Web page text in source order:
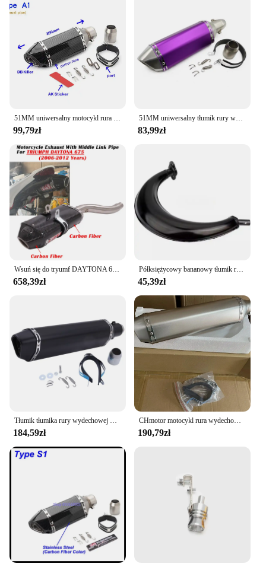
51MM uniwersalny motocykl rura wydechowa tłumik wyścigi ucieczka ak wydechowy Moto dla yamaha r15 tmax 500 FZ6 CB400 er6n cb650
99,79zł
51MM uniwersalny tłumik rury wydechowej motocykla DB zabójca pitbike ucieczka moto motocross piaggio cafe racer trk PCX 125 502 TMAX
83,99zł
Wsuń się do tryumf DAYTONA 675 2006 - 2012 motocyklowy układ wydechowy zmodyfikowany tłumik z włókna węglowego z rura z łączem pośrednim
658,39zł
Półksiężycowy bananowy tłumik rury ze stopu stali do 2-suwowych silników 49cc 60cc 66cc 80cc rower z napędem
45,39zł
Tłumik tłumika rury wydechowej motocykla 370mm i 470mm ucieczka Moto DB Killer dla YAMAHA SUZUKI KAWASAKI HONDA
184,59zł
CHmotor motocykl rura wydechowa tłumik tłumik ucieczka Moto DB zabójca dla YAMAHA SUZUKI KAWASAKI HONDA
190,79zł